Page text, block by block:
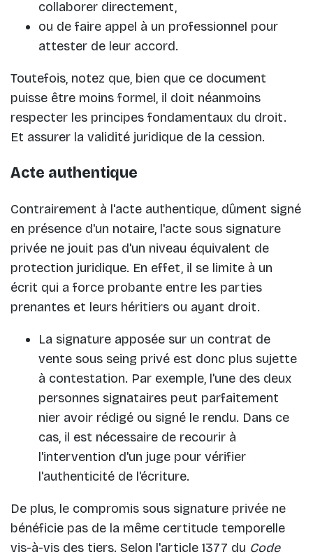
collaborer directement,
ou de faire appel à un professionnel pour
attester de leur accord.
Toutefois, notez que, bien que ce document
puisse être moins formel, il doit néanmoins
respecter les principes fondamentaux du droit.
Et assurer la validité juridique de la cession.
Acte authentique
Contrairement à l'acte authentique, dûment signé
en présence d'un notaire, l'acte sous signature
privée ne jouit pas d'un niveau équivalent de
protection juridique. En effet, il se limite à un
écrit qui a force probante entre les parties
prenantes et leurs héritiers ou ayant droit.
La signature apposée sur un contrat de
vente sous seing privé est donc plus sujette
à contestation. Par exemple, l'une des deux
personnes signataires peut parfaitement
nier avoir rédigé ou signé le rendu. Dans ce
cas, il est nécessaire de recourir à
l'intervention d'un juge pour vérifier
l'authenticité de l'écriture.
De plus, le compromis sous signature privée ne
bénéficie pas de la même certitude temporelle
vis-à-vis des tiers. Selon l'article 1377 du Code